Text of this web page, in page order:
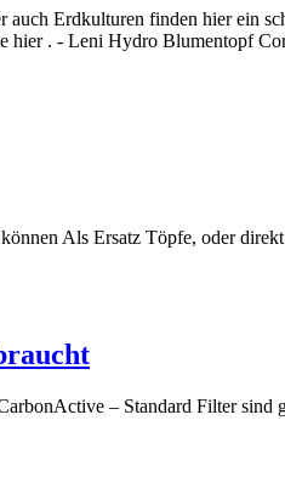
Erdkulturen finden hier ein
hier . - Leni Hydro Blumentopf
Als Ersatz Töpfe, oder
– Standard Filter